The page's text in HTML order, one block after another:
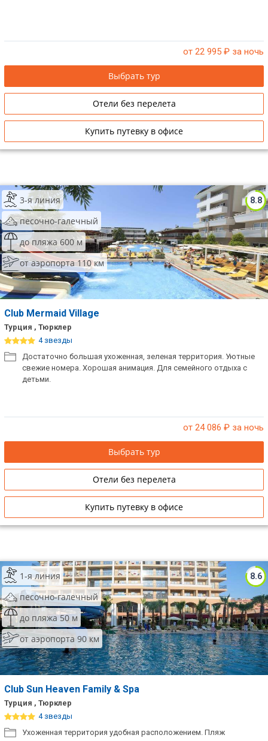
от 22 995 ₽ за ночь
Выбрать тур
Отели без перелета
Купить путевку в офисе
8.8
3-я линия
песочно-галечный
до пляжа 600 м
от аэропорта 110 км
Club Mermaid Village
Турция , Тюрклер
4 звезды
Достаточно большая ухоженная, зеленая территория. Уютные
свежие номера. Хорошая анимация. Для семейного отдыха с
детьми.
от 24 086 ₽ за ночь
Выбрать тур
Отели без перелета
Купить путевку в офисе
8.6
1-я линия
песочно-галечный
до пляжа 50 м
от аэропорта 90 км
Club Sun Heaven Family & Spa
Турция , Тюрклер
4 звезды
Ухоженная территория удобная расположением. Пляж